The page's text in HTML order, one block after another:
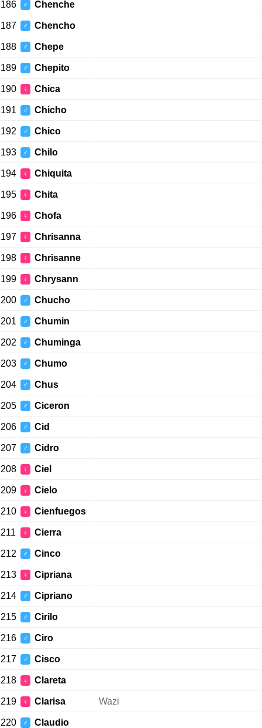
186 ♂ Chenche
187 ♂ Chencho
188 ♂ Chepe
189 ♂ Chepito
190 ♀ Chica
191 ♂ Chicho
192 ♂ Chico
193 ♂ Chilo
194 ♀ Chiquita
195 ♀ Chita
196 ♀ Chofa
197 ♀ Chrisanna
198 ♀ Chrisanne
199 ♀ Chrysann
200 ♂ Chucho
201 ♂ Chumin
202 ♂ Chuminga
203 ♂ Chumo
204 ♂ Chus
205 ♂ Ciceron
206 ♂ Cid
207 ♂ Cidro
208 ♀ Ciel
209 ♀ Cielo
210 ♀ Cienfuegos
211 ♀ Cierra
212 ♂ Cinco
213 ♀ Cipriana
214 ♂ Cipriano
215 ♂ Cirilo
216 ♂ Ciro
217 ♂ Cisco
218 ♀ Clareta
219 ♀ Clarisa Wazi
220 ♂ Claudio